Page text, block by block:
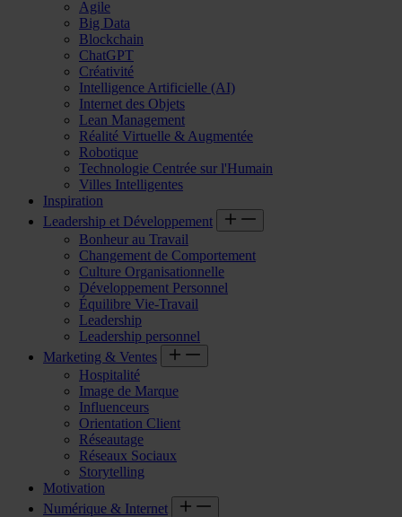
Agile
Big Data
Blockchain
ChatGPT
Créativité
Intelligence Artificielle (AI)
Internet des Objets
Lean Management
Réalité Virtuelle & Augmentée
Robotique
Technologie Centrée sur l'Humain
Villes Intelligentes
Inspiration
Leadership et Développement
Bonheur au Travail
Changement de Comportement
Culture Organisationnelle
Développement Personnel
Équilibre Vie-Travail
Leadership
Leadership personnel
Marketing & Ventes
Hospitalité
Image de Marque
Influenceurs
Orientation Client
Réseautage
Réseaux Sociaux
Storytelling
Motivation
Numérique & Internet